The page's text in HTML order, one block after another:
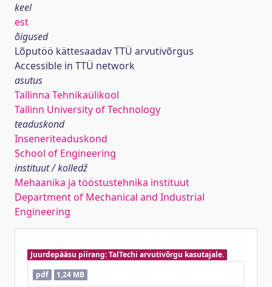
keel
est
õigused
Lõputöö kättesaadav TTÜ arvutivõrgus
Accessible in TTÜ network
asutus
Tallinna Tehnikaülikool
Tallinn University of Technology
teaduskond
Inseneriteaduskond
School of Engineering
instituut / kolledž
Mehaanika ja tööstustehnika instituut
Department of Mechanical and Industrial
Engineering
Juurdepääsu piirang: TalTechi arvutivõrgu kasutajale.
pdf
1,24 MB